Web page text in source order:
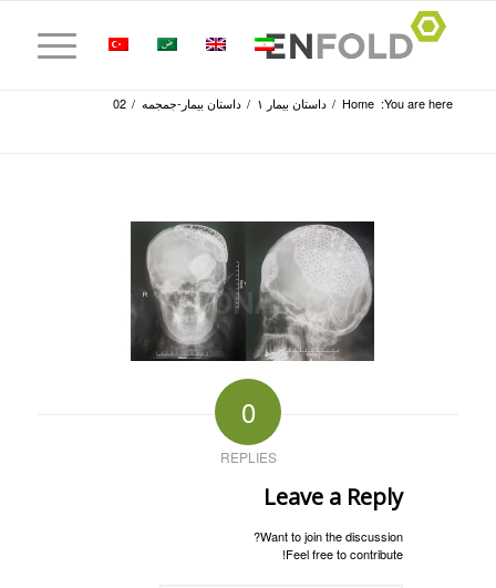
You are here:
Home
/ داستان بیمار ۱ / داستان بیمار-جمجمه /
02
0
REPLIES
Leave a Reply
Want to join the discussion?
Feel free to contribute!